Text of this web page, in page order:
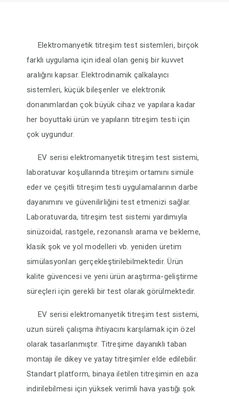
OTOMOTİV TESTLERİ
BLOG
Elektromanyetik titreşim test sistemleri, birçok
farklı uygulama için ideal olan geniş bir kuvvet
aralığını kapsar. Elektrodinamik çalkalayıcı
sistemleri, küçük bileşenler ve elektronik
donanımlardan çok büyük cihaz ve yapılara kadar
her boyuttaki ürün ve yapıların titreşim testi için
çok uygundur.
EV serisi elektromanyetik titreşim test sistemi,
laboratuvar koşullarında titreşim ortamını simüle
eder ve çeşitli titreşim testi uygulamalarının darbe
dayanımını ve güvenilirliğini test etmenizi sağlar.
Laboratuvarda, titreşim test sistemi yardımıyla
sinüzoidal, rastgele, rezonanslı arama ve bekleme,
klasik şok ve yol modelleri vb. yeniden üretim
simülasyonları gerçekleştirilebilmektedir. Ürün
kalite güvencesi ve yeni ürün araştırma-geliştirme
süreçleri için gerekli bir test olarak görülmektedir.
EV serisi elektromanyetik titreşim test sistemi,
uzun süreli çalışma ihtiyacını karşılamak için özel
olarak tasarlanmıştır. Titreşime dayanıklı taban
montajı ile dikey ve yatay titreşimler elde edilebilir.
Standart platform, binaya iletilen titreşimin en aza
indirilebilmesi için yüksek verimli hava yastığı şok